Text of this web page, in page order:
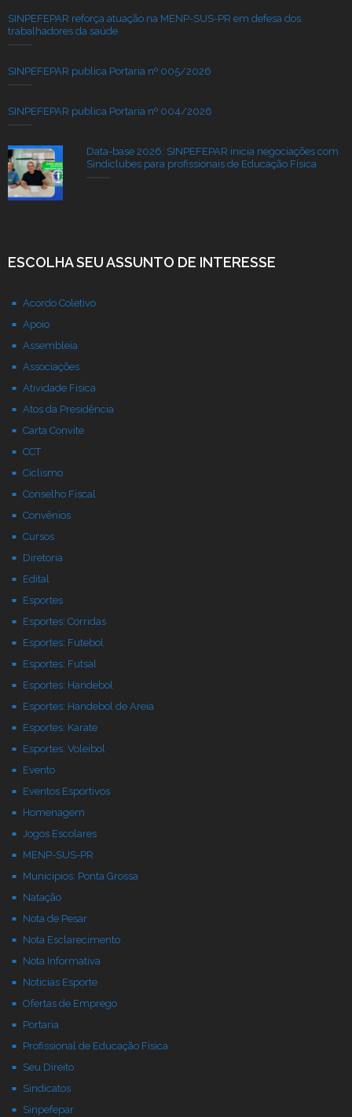
SINPEFEPAR reforça atuação na MENP-SUS-PR em defesa dos
trabalhadores da saúde
SINPEFEPAR publica Portaria nº 005/2026
SINPEFEPAR publica Portaria nº 004/2026
Data-base 2026: SINPEFEPAR inicia negociações com
Sindiclubes para profissionais de Educação Física
ESCOLHA SEU ASSUNTO DE INTERESSE
Acordo Coletivo
Apoio
Assembleia
Associações
Atividade Física
Atos da Presidência
Carta Convite
CCT
Ciclismo
Conselho Fiscal
Convênios
Cursos
Diretoria
Edital
Esportes
Esportes: Corridas
Esportes: Futebol
Esportes: Futsal
Esportes: Handebol
Esportes: Handebol de Areia
Esportes: Karate
Esportes: Voleibol
Evento
Eventos Esportivos
Homenagem
Jogos Escolares
MENP-SUS-PR
Municipios: Ponta Grossa
Natação
Nota de Pesar
Nota Esclarecimento
Nota Informativa
Noticias Esporte
Ofertas de Emprego
Portaria
Profissional de Educação Física
Seu Direito
Sindicatos
Sinpefepar